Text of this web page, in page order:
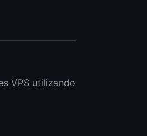
VPS utilizando